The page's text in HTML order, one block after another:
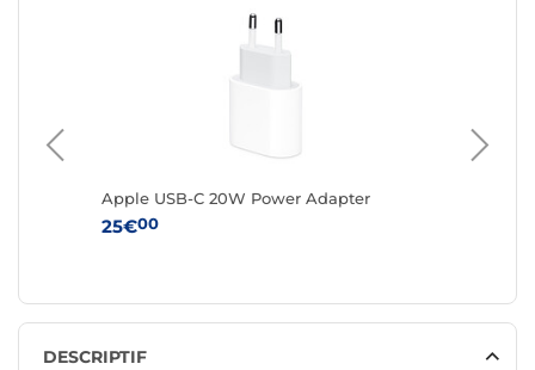
Apple USB-C 20W Power Adapter
25€00
DESCRIPTIF